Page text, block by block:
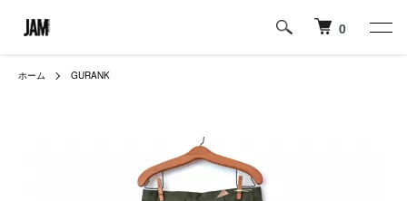
0
ホーム GURANK